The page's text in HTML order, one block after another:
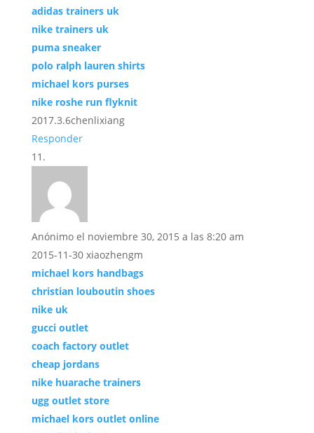
adidas trainers uk
nike trainers uk
puma sneaker
polo ralph lauren shirts
michael kors purses
nike roshe run flyknit
2017.3.6chenlixiang
Responder
Anónimo el noviembre 30, 2015 a las 8:20 am
2015-11-30 xiaozhengm
michael kors handbags
christian louboutin shoes
nike uk
gucci outlet
coach factory outlet
cheap jordans
nike huarache trainers
ugg outlet store
michael kors outlet online